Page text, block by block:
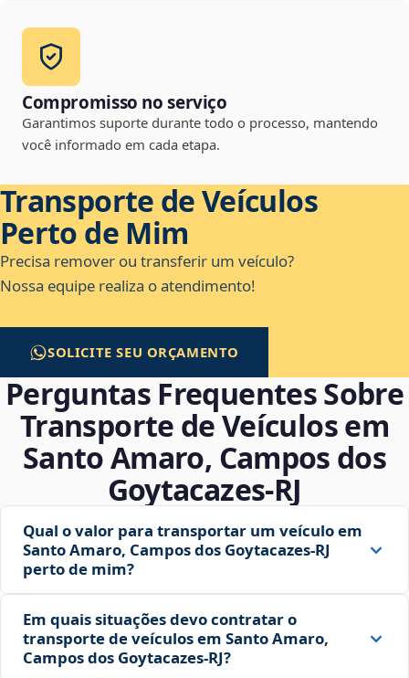
Compromisso no serviço
Garantimos suporte durante todo o processo, mantendo
você informado em cada etapa.
Transporte de Veículos
Perto de Mim
Precisa remover ou transferir um veículo?
Nossa equipe realiza o atendimento!
SOLICITE SEU ORÇAMENTO
Perguntas Frequentes Sobre
Transporte de Veículos em
Santo Amaro, Campos dos
Goytacazes‑RJ
Qual o valor para transportar um veículo em
Santo Amaro, Campos dos Goytacazes‑RJ
perto de mim?
Em quais situações devo contratar o
transporte de veículos em Santo Amaro,
Campos dos Goytacazes‑RJ?